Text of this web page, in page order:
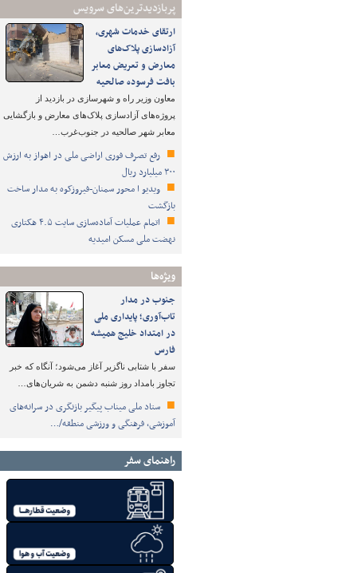
پربازدیدترین‌های سرویس
ارتقای خدمات شهری،
آزادسازی پلاک‌های
معارض و تعریض معابر
بافت فرسوده صالحیه
معاون وزیر راه و شهرسازی در بازدید از
پروژه‌های آزادسازی پلاک‌های معارض و بازگشایی
معابر شهر صالحیه در جنوب‌غرب…
رفع تصرف فوری اراضی ملی در اهواز به ارزش
۳۰۰ میلیارد ریال
ویدیو ا محور سمنان-فیروزکوه به مدار ساخت
بازگشت
اتمام عملیات آماده‌سازی سایت ۴.۵ هکتاری
نهضت ملی مسکن امیدیه
ویژه‌ها
جنوب در مدار
تاب‌آوری؛ پایداری ملی
در امتداد خلیج همیشه
فارس
سفر با شتابی ناگزیر آغاز می‌شود؛ آنگاه که خبر
تجاوز بامداد روز شنبه دشمن به شریان‌های…
ستاد ملی میناب پیگیر بازنگری در سرانه‌های
آموزشی، فرهنگی و ورزشی منطقه/…
راهنمای سفر